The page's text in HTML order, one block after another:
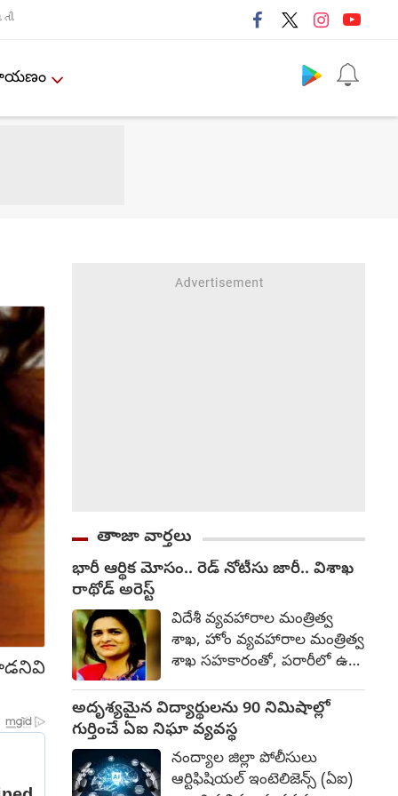
తాాజా వార్తలు
భారీ ఆర్థిక మోసం.. రెడ్ నోటీసు జారీ.. విశాఖ
రాథోడ్‌‌ అరెస్ట్
విదేశీ వ్యవహారాల మంత్రిత్వ
శాఖ, హోం వ్యవహారాల మంత్రిత్వ
శాఖ సహకారంతో, పరారీలో ఉన్న
యునైటెడ్ అరబ్ ఎమిరేట్స్ నుండి
భారతదేశానికి రప్పించే ప్రక్రియను
సెంట్రల్ బ్యూరో ఆఫ్ ఇన్వెస్టిగేషన్
(సీబీఐ) చేపట్టిందని అధికారులు
బుధవారం తెలిపారు. భారీ ఆర్థిక
అదృశ్యమైన విద్యార్థులను 90 నిమిషాల్లో
గుర్తించే ఏఐ నిఘా వ్యవస్థ
నంద్యాల జిల్లా పోలీసులు
ఆర్టిఫిషియల్ ఇంటెలిజెన్స్ (ఏఐ)